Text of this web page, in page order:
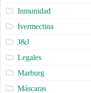
Inmunidad
Ivermectina
J&J
Legales
Marburg
Máscaras